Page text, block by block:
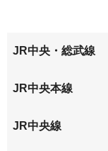
JR中央・総武線
吉祥寺
JR中央本線
吉祥寺
JR中央線